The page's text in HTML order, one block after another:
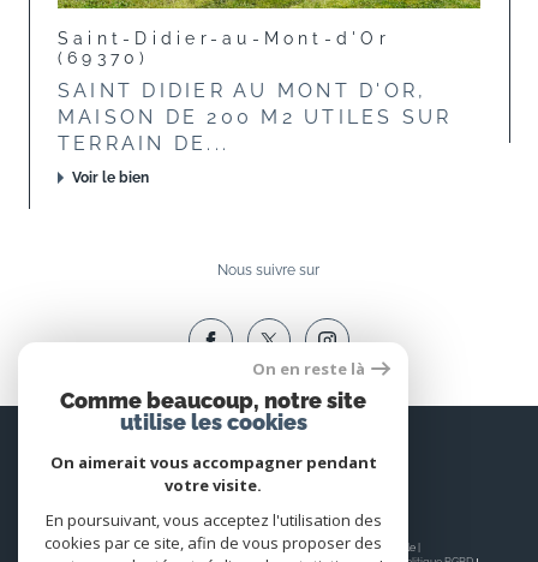
Saint-Didier-au-Mont-d'Or
(69370)
SAINT DIDIER AU MONT D'OR,
MAISON DE 200 M2 UTILES SUR
TERRAIN DE...
Voir le bien
Nous suivre sur
Espace
PROPRIÉTAIRE
Se connecter
© 2026 | Tous droits réservés | Traduction powered by Google |
On en reste là
Comme beaucoup, notre site
utilise les cookies
On aimerait vous accompagner pendant
votre visite.
En poursuivant, vous acceptez l'utilisation des
cookies par ce site, afin de vous proposer des